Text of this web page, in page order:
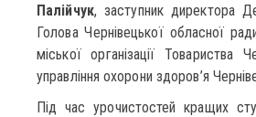
Палійчук, заступник директора
Голова Чернівецької обласної
міської організації
управління охорони здоров’я
Під час урочистостей кращих